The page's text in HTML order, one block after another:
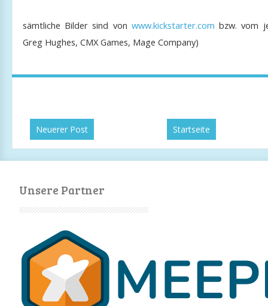
sämtliche Bilder sind von www.kickstarter.com bzw. vom
Greg Hughes, CMX Games, Mage Company)
Neuerer Post Startseite
Unsere Partner